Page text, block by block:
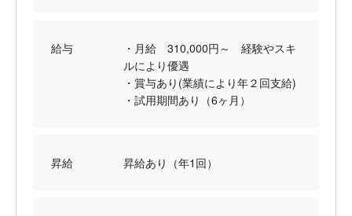
給与
・月給 310,000円～ 経験やスキ
ルにより優遇
・賞与あり(業績により年２回支給)
・試用期間あり（6ヶ月）
昇給 昇給あり（年1回）